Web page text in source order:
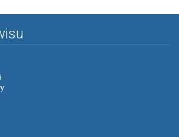
syntetycznymi